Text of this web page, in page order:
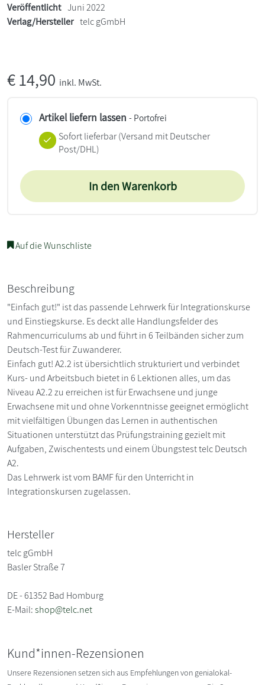
Veröffentlicht Juni 2022
Verlag/Hersteller telc gGmbH
€14,90 inkl. MwSt.
Artikel liefern lassen - Portofrei
Sofort lieferbar(Versand mit Deutscher
Post/DHL)
In den Warenkorb
Auf die Wunschliste
Beschreibung
"Einfach gut!" ist das passende Lehrwerk für Integrationskurse
und Einstiegskurse. Es deckt alle Handlungsfelder des
Rahmencurriculums ab und führt in 6 Teilbänden sicher zum
Deutsch-Test für Zuwanderer.
Einfach gut! A2.2 ist übersichtlich strukturiert und verbindet
Kurs- und Arbeitsbuch bietet in 6 Lektionen alles, um das
Niveau A2.2 zu erreichen ist für Erwachsene und junge
Erwachsene mit und ohne Vorkenntnisse geeignet ermöglicht
mit vielfältigen Übungen das Lernen in authentischen
Situationen unterstützt das Prüfungstraining gezielt mit
Aufgaben, Zwischentests und einem Übungstest telc Deutsch
A2.
Das Lehrwerk ist vom BAMF für den Unterricht in
Integrationskursen zugelassen.
Hersteller
telc gGmbH
Basler Straße 7
DE - 61352 Bad Homburg
E-Mail:shop@telc.net
Kund*innen-Rezensionen
Unsere Rezensionen setzen sich aus Empfehlungen von genialokal-